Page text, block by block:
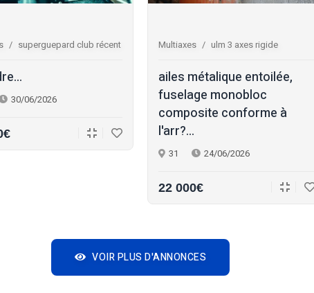
superguepard club récent
30/06/2026
Multiaxes ulm 3 axes rigide
ailes métalique entoilée,
fuselage monobloc
composite conforme à
l'arr?...
31 24/06/2026
22 000€
VOIR PLUS D'ANNONCES